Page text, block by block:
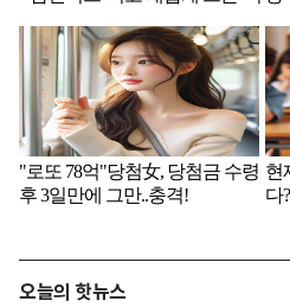
오늘의 핫뉴스